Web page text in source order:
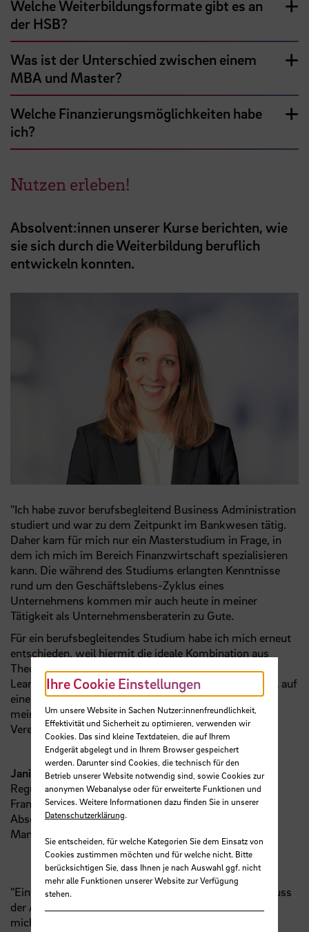
Welche Weiterbildungsformate gibt es an
der HSB?
Was ist der Unterschied zwischen einem
MBA und Master?
Welche Finanzierungsmöglichkeiten habe
ich?
Nutzen erleben!
Absolvent:innen unserer Kurse berichten, wie
sie sich durch die Weiterbildung beruflich
entwickeln konnten.
"Ich habe zuvor berufsbegleitend Business Administration
studiert und war zu dem Zeitpunkt im Bankwesen tätig.
Daher kam für mich nur ein Masterstudium in Frage, in
dem ich mich im Bereich Finanzwirtschaft spezialisieren
kann. Die während des Studiums erlangten Kenntnisse
rund um den Geschäftslebens-Zyklus eines
Unternehmens kommen mir auch heute in meiner
Tätigkeit als Unternehmensberaterin zu Gute.
Für ein berufsbegleitendes Studium habe ich mich erneut
entschieden, weil hiermit die ideale Kombination aus
Theorie und Praxis gewährleistet wird. Der Blended
Learning-Anteil sowie die Möglichkeit, Module flexibel auf
einem späteren Zeitpunkt zu legen, ermöglicht es mir
mein Lerntempo selber einzuteilen, was eine gute
Vereinbarkeit mit dem Beruf gewährleistet."
Janine Arnold, Associate Director - Financial and
Regulatory Reporting Specialist, UBS Europe SE,
Frankfurt
Absolventin berufsbegleitender Master Business
Management
"Einfach großartig. Bis heute,
4 Jahre nach Abschluss
der Ausbildung zum Interkulturellen Trainer, beinflusst
mich das Gelernte sehr.
Ihre Cookie Einstellungen
Um unsere Website in Sachen Nutzer:innenfreundlichkeit,
Effektivität und Sicherheit zu optimieren, verwenden wir
Cookies. Das sind kleine Textdateien, die auf Ihrem
Endgerät abgelegt und in Ihrem Browser gespeichert
werden. Darunter sind Cookies, die technisch für den
Betrieb unserer Website notwendig sind, sowie Cookies zur
anonymen Webanalyse oder für erweiterte Funktionen und
Services. Weitere Informationen dazu finden Sie in unserer
Datenschutzerklärung.
Sie entscheiden, für welche Kategorien Sie dem Einsatz von
Cookies zustimmen möchten und für welche nicht. Bitte
berücksichtigen Sie, dass Ihnen je nach Auswahl ggf. nicht
mehr alle Funktionen unserer Website zur Verfügung
stehen.